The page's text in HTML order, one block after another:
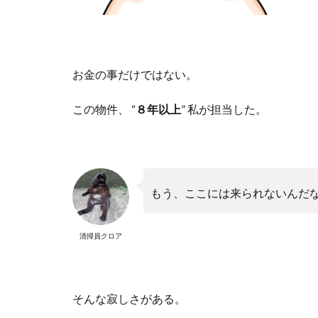
お金の事だけではない。
この物件、 “８年以上” 私が担当した。
清掃員クロア
もう、ここには来られないんだ
そんな寂しさがある。